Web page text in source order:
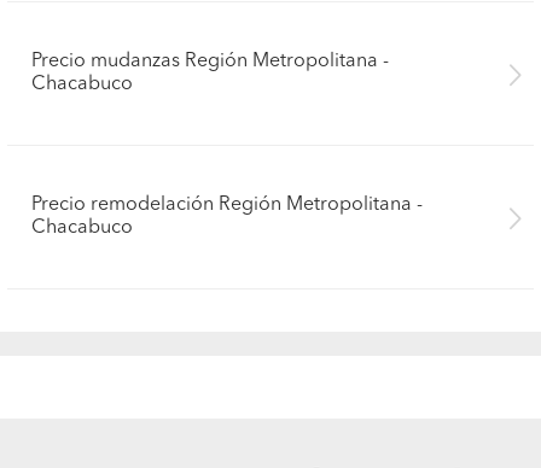
Precio mudanzas Región Metropolitana -
Chacabuco
Precio remodelación Región Metropolitana -
Chacabuco